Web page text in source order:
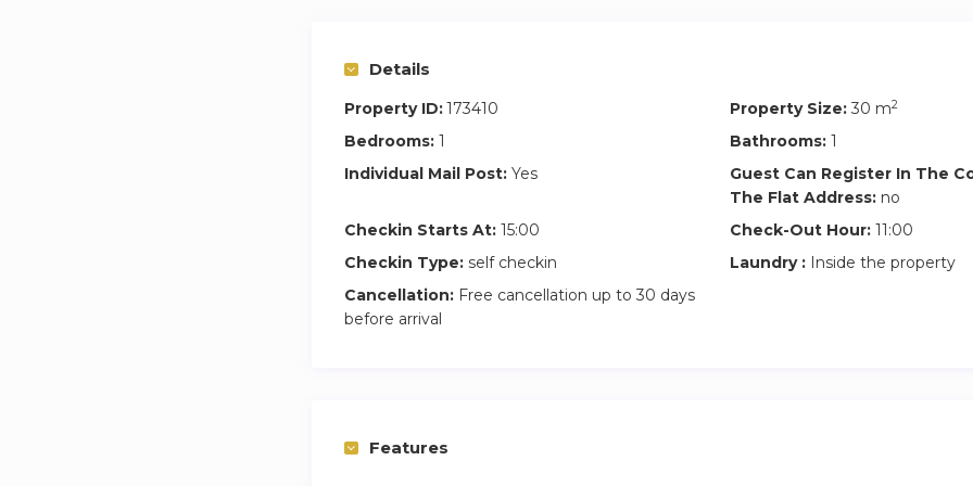
Para más detalles y reservas, no dudes en contactarnos a través de Airbnb.
Estaremos encantados de ayudarles a organizar todo lo necesario para que su
sea inolvidable.
Details
Property ID:173410 Property Size: 30 m2
Bedrooms: 1 Bathrooms: 1
Individual Mail Post: Yes
Guest Can Register In The
The Flat Address: no
Checkin Starts At: 15:00 Check-Out Hour: 11:00
Checkin Type: self checkin Laundry : Inside the property
Cancellation: Free cancellation up to 30 days
before arrival
Features